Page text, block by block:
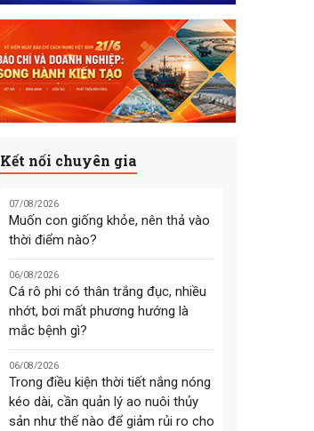
Kết nối chuyên gia
07/08/2026
Muốn con giống khỏe, nên thả vào
thời điểm nào?
06/08/2026
Cá rô phi có thân trắng đục, nhiều
nhớt, bơi mất phương hướng là
mắc bệnh gì?
06/08/2026
Trong điều kiện thời tiết nắng nóng
kéo dài, cần quản lý ao nuôi thủy
sản như thế nào để giảm rủi ro cho